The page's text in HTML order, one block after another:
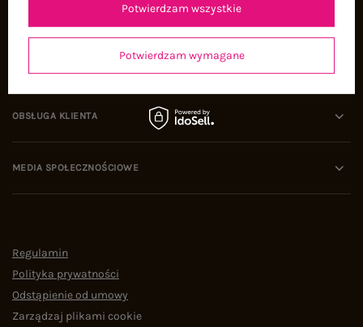
OBSŁUGA KLIENTA
MEDIA SPOŁECZNOŚCIOWE
Regulamin
Polityka prywatności
Odstąpienie od umowy
Zarządzaj plikami cookie
Potwierdzam wymagane
Potwierdzam wszystkie